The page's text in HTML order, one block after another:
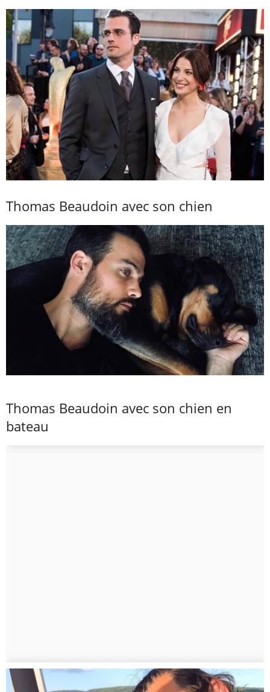
Thomas Beaudoin avec son chien
Thomas Beaudoin avec son chien en
bateau